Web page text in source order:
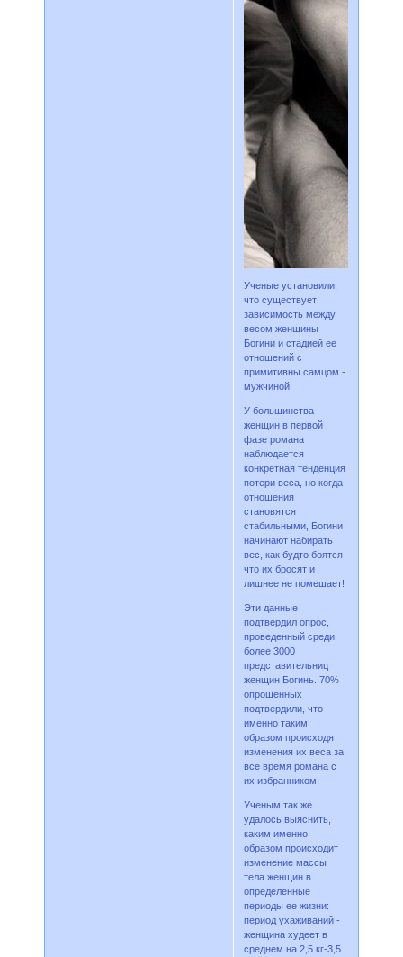
Ученые установили,
что существует
зависимость между
весом женщины
Богини и стадией ее
отношений с
примитивны самцом -
мужчиной.
У большинства
женщин в первой
фазе романа
наблюдается
конкретная тенденция
потери веса, но когда
отношения
становятся
стабильными, Богини
начинают набирать
вес, как будто боятся
что их бросят и
лишнее не помешает!
Эти данные
подтвердил опрос,
проведенный среди
более 3000
представительниц
женщин Богинь. 70%
опрошенных
подтвердили, что
именно таким
образом происходят
изменения их веса за
все время романа с
их избранником.
Ученым так же
удалось выяснить,
каким именно
образом происходит
изменение массы
тела женщин в
определенные
периоды ее жизни:
период ухаживаний -
женщина худеет в
среднем на 2,5 кг-3,5